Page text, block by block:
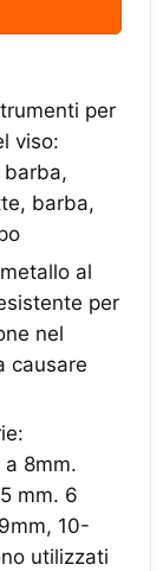
per
viso:
barba,
al
per
nel
causare
8mm.
mm. 6
10-
utilizzati